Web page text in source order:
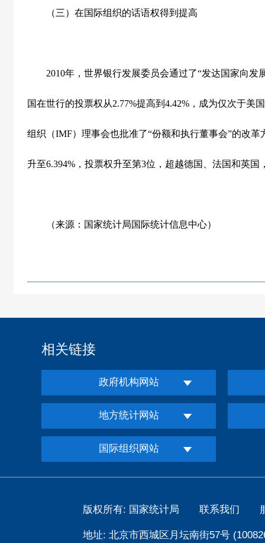
（三）在国际组织的话语权得到提高
2010年，世界银行发展委员会通过了“发达国家向发
国在世行的投票权从2.77%提高到 4.42% ，成为仅次于美
组织（IMF）理事会也批准了“份额和执行董事会”的改
升至6.394% ，投票权升至第3位，超越德国、法国和英国
（来源：国家统计局国际统计信息中心）
相关链接
政府机构网站
地方统计网站
国际组织网站
版权所有: 国家统计局 联系我们
地址: 北京市西城区月坛南街57号